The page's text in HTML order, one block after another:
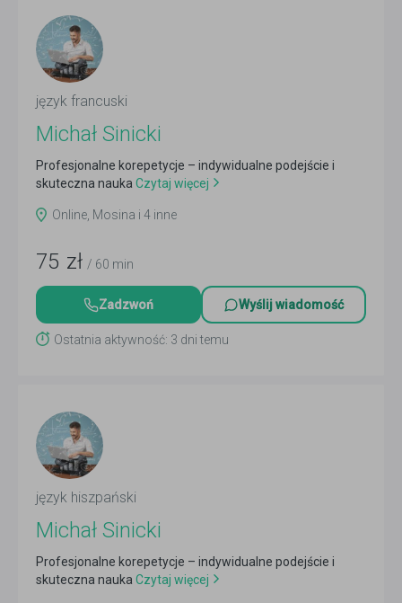
język francuski
Michał Sinicki
Profesjonalne korepetycje – indywidualne podejście i
skuteczna nauka Czytaj więcej
Online, Mosina i 4 inne
75 zł / 60 min
Zadzwoń Wyślij wiadomość
Ostatnia aktywność: 3 dni temu
język hiszpański
Michał Sinicki
Profesjonalne korepetycje – indywidualne podejście i
skuteczna nauka Czytaj więcej